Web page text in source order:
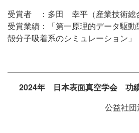
受賞者 ：多田 幸平（産業技術総
受賞業績：「第一原理的データ駆
殻分子吸着系のシミュレーション」
2024年 日本表面真空学会 功
公益社